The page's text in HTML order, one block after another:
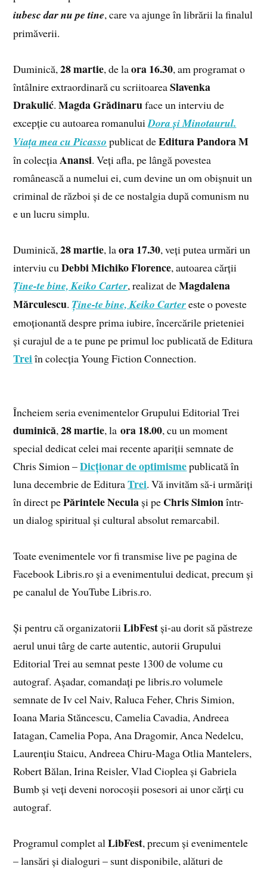
iubesc dar nu pe tine, care va ajunge în librării la finalul
primăverii.
Duminică,28 martie, de laora16.30, am programat o
întâlnire extraordinară cu scriitoareaSlavenka
Drakulić.Magda Grădinaruface un interviu de
excepție cu autoarea romanuluiDora și Minotaurul.
Viața mea cu Picasso publicat deEditura Pandora M
în colecțiaAnansi. Veți afla, pe lângă povestea
românească a numelui ei, cum devine un om obișnuit un
criminal de război și de ce nostalgia după comunism nu
e un lucru simplu.
Duminică,28 martie, laora 17.30, veți putea urmări un
interviu cuDebbi Michiko Florence, autoarea cărții
Ține-te bine, Keiko Carter, realizat deMagdalena
Mărculescu. Ține-te bine, Keiko Cartereste o poveste
emoționantă despre prima iubire, încercările prieteniei
și curajul de a te pune pe primul loc publicată de Editura
Treiîn colecția Young Fiction Connection.
Încheiem seria evenimentelor Grupului Editorial Trei
duminică,28 martie, laora18.00, cu un moment
special dedicat celei mai recente apariții semnate de
Chris Simion –Dicționar de optimismepublicată în
luna decembrie de EdituraTrei. Vă invităm să-i urmăriți
în direct pePărintele Necula și pe Chris Simionîntr-
un dialog spiritual și cultural absolut remarcabil.
Toate evenimentele vor fi transmise live pe pagina de
Facebook Libris.ro și a evenimentului dedicat, precum și
pe canalul de YouTube Libris.ro.
Și pentru că organizatoriiLibFest și-au dorit să păstreze
aerul unui târg de carte autentic, autorii Grupului
Editorial Trei au semnat peste 1300 de volume cu
autograf. Așadar, comandați pe libris.ro volumele
semnate de Iv cel Naiv, Raluca Feher, Chris Simion,
Ioana Maria Stăncescu, Camelia Cavadia, Andreea
Iatagan, Camelia Popa, Ana Dragomir, Anca Nedelcu,
Laurențiu Staicu, Andreea Chiru-Maga Otlia Mantelers,
Robert Bălan, Irina Reisler, Vlad Cioplea și Gabriela
Bumb și veți deveni norocoșii posesori ai unor cărți cu
autograf.
Programul complet alLibFest, precum și evenimentele
– lansări și dialoguri – sunt disponibile, alături de